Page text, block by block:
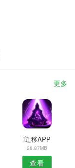
更多
i迁移APP
28.87MB
查看